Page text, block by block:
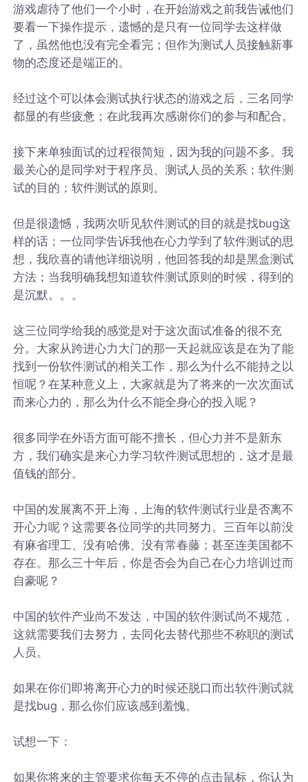
游戏虐待了他们一个小时，在开始游戏之前我告诫他们
要看一下操作提示，遗憾的是只有一位同学去这样做
了，虽然他也没有完全看完；但作为测试人员接触新事
物的态度还是端正的。
经过这个可以体会测试执行状态的游戏之后，三名同学
都显的有些疲惫；在此我再次感谢你们的参与和配合。
接下来单独面试的过程很简短，因为我的问题不多。我
最关心的是同学对于程序员、测试人员的关系；软件测
试的目的；软件测试的原则。
但是很遗憾，我两次听见软件测试的目的就是找bug这
样的话；一位同学告诉我他在心力学到了软件测试的思
想，我欣喜的请他详细说明，他回答我的却是黑盒测试
方法；当我明确我想知道软件测试原则的时候，得到的
是沉默。。。
这三位同学给我的感觉是对于这次面试准备的很不充
分。大家从跨进心力大门的那一天起就应该是在为了能
找到一份软件测试的相关工作，那么为什么不能持之以
恒呢？在某种意义上，大家就是为了将来的一次次面试
而来心力的，那么为什么不能全身心的投入呢？
很多同学在外语方面可能不擅长，但心力并不是新东
方，我们确实是来心力学习软件测试思想的，这才是最
值钱的部分。
中国的发展离不开上海，上海的软件测试行业是否离不
开心力呢？这需要各位同学的共同努力。三百年以前没
有麻省理工、没有哈佛、没有常春藤；甚至连美国都不
存在。那么三十年后，你是否会为自己在心力培训过而
自豪呢？
中国的软件产业尚不发达，中国的软件测试尚不规范，
这就需要我们去努力，去同化去替代那些不称职的测试
人员。
如果在你们即将离开心力的时候还脱口而出软件测试就
是找bug，那么你们应该感到羞愧。
试想一下：
如果你将来的主管要求你每天不停的点击鼠标，你认为